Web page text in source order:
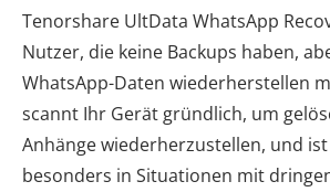
Tenorshare UltData WhatsApp
Nutzer, die keine Backups haben,
WhatsApp-Daten wiederherstellen
scannt Ihr Gerät gründlich, um
Anhänge wiederherzustellen, und
besonders in Situationen mit